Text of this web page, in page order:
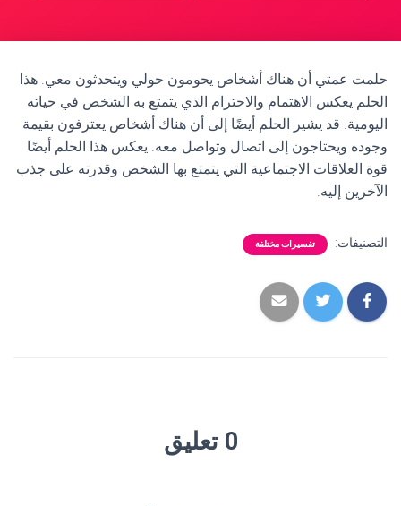
حلمت عمتي أن هناك أشخاص يحومون حولي ويتحدثون معي. هذا
الحلم يعكس الاهتمام والاحترام الذي يتمتع به الشخص في حياته
اليومية. قد يشير الحلم أيضًا إلى أن هناك أشخاص يعترفون بقيمة
وجوده ويحتاجون إلى اتصال وتواصل معه. يعكس هذا الحلم أيضًا
قوة العلاقات الاجتماعية التي يتمتع بها الشخص وقدرته على جذب
الآخرين إليه.
التصنيفات: تفسيرات مختلفة
0 تعليق